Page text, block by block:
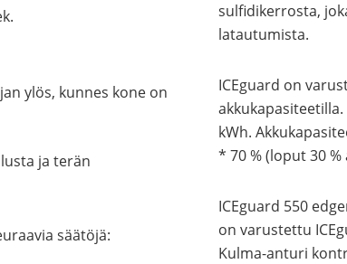
ylös, kunnes kone on
ja terän
säätöjä:
sulfidikerrosta,
latautumista.
ICEguard on
kWh.
* 70 % (loput 30
ICEguard 550
on varustettu
Kulma-anturi